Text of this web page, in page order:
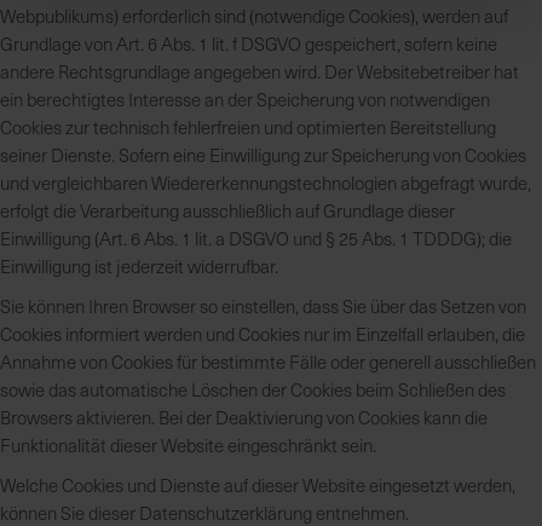
Webpublikums) erforderlich sind (notwendige Cookies), werden auf
Grundlage von Art. 6 Abs. 1 lit. f DSGVO gespeichert, sofern keine
andere Rechtsgrundlage angegeben wird. Der Websitebetreiber hat
ein berechtigtes Interesse an der Speicherung von notwendigen
Cookies zur technisch fehlerfreien und optimierten Bereitstellung
seiner Dienste. Sofern eine Einwilligung zur Speicherung von Cookies
und vergleichbaren Wiedererkennungstechnologien abgefragt wurde,
erfolgt die Verarbeitung ausschließlich auf Grundlage dieser
Einwilligung (Art. 6 Abs. 1 lit. a DSGVO und § 25 Abs. 1 TDDDG); die
Einwilligung ist jederzeit widerrufbar.
Sie können Ihren Browser so einstellen, dass Sie über das Setzen von
Cookies informiert werden und Cookies nur im Einzelfall erlauben, die
Annahme von Cookies für bestimmte Fälle oder generell ausschließen
sowie das automatische Löschen der Cookies beim Schließen des
Browsers aktivieren. Bei der Deaktivierung von Cookies kann die
Funktionalität dieser Website eingeschränkt sein.
Welche Cookies und Dienste auf dieser Website eingesetzt werden,
können Sie dieser Datenschutzerklärung entnehmen.